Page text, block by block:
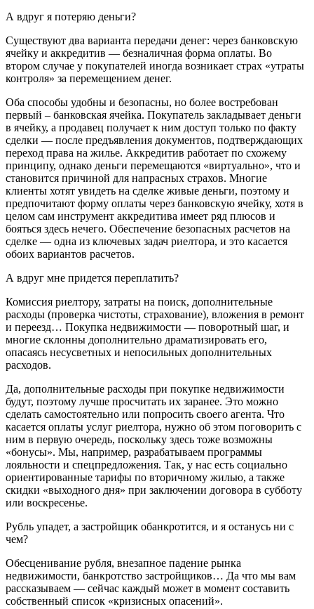
А вдруг я потеряю деньги?
Существуют два варианта передачи денег: через банковскую
ячейку и аккредитив — безналичная форма оплаты. Во
втором случае у покупателей иногда возникает страх «утраты
контроля» за перемещением денег.
Оба способы удобны и безопасны, но более востребован
первый – банковская ячейка. Покупатель закладывает деньги
в ячейку, а продавец получает к ним доступ только по факту
сделки — после предъявления документов, подтверждающих
переход права на жилье. Аккредитив работает по схожему
принципу, однако деньги перемещаются «виртуально», что и
становится причиной для напрасных страхов. Многие
клиенты хотят увидеть на сделке живые деньги, поэтому и
предпочитают форму оплаты через банковскую ячейку, хотя в
целом сам инструмент аккредитива имеет ряд плюсов и
бояться здесь нечего. Обеспечение безопасных расчетов на
сделке — одна из ключевых задач риелтора, и это касается
обоих вариантов расчетов.
А вдруг мне придется переплатить?
Комиссия риелтору, затраты на поиск, дополнительные
расходы (проверка чистоты, страхование), вложения в ремонт
и переезд… Покупка недвижимости — поворотный шаг, и
многие склонны дополнительно драматизировать его,
опасаясь несусветных и непосильных дополнительных
расходов.
Да, дополнительные расходы при покупке недвижимости
будут, поэтому лучше просчитать их заранее. Это можно
сделать самостоятельно или попросить своего агента. Что
касается оплаты услуг риелтора, нужно об этом поговорить с
ним в первую очередь, поскольку здесь тоже возможны
«бонусы». Мы, например, разрабатываем программы
лояльности и спецпредложения. Так, у нас есть социально
ориентированные тарифы по вторичному жилью, а также
скидки «выходного дня» при заключении договора в субботу
или воскресенье.
Рубль упадет, а застройщик обанкротится, и я останусь ни с
чем?
Обесценивание рубля, внезапное падение рынка
недвижимости, банкротство застройщиков… Да что мы вам
рассказываем — сейчас каждый может в момент составить
собственный список «кризисных опасений».